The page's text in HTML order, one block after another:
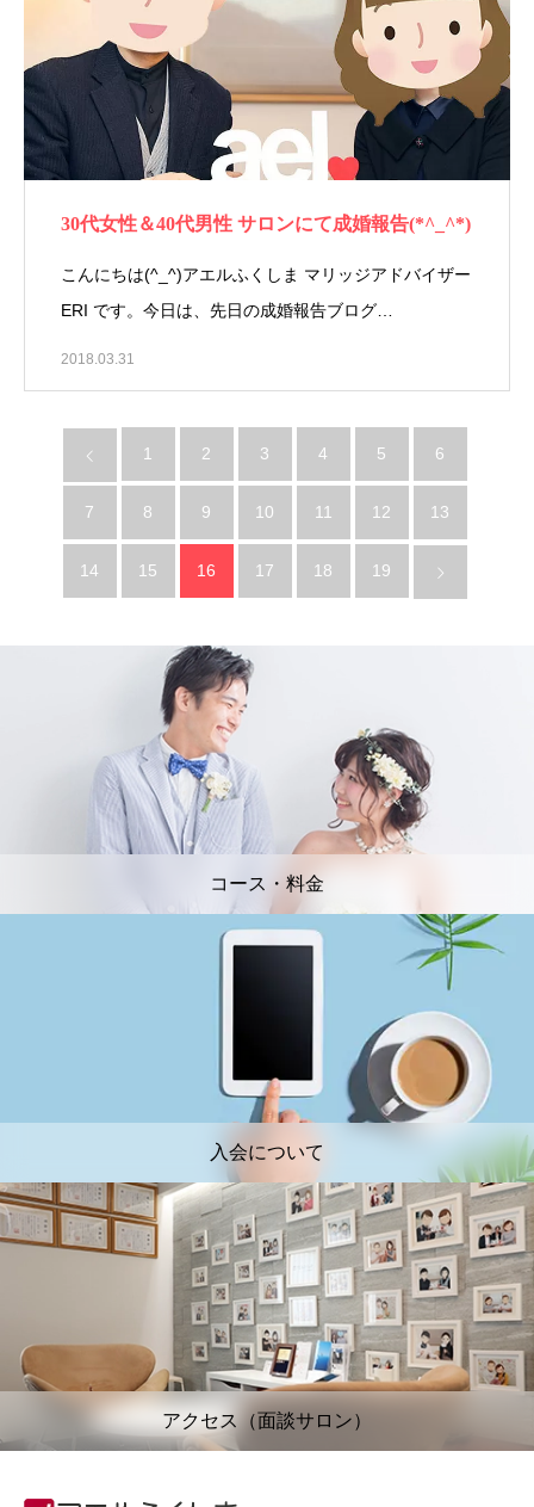
30代女性＆40代男性 サロンにて成婚報告(*^_^*)
こんにちは(^_^)アエルふくしま マリッジアドバイザー
ERI です。今日は、先日の成婚報告ブログ…
2018.03.31
1 2 3 4 5 6
7 8 9 10 11 12 13
14 15 16 17 18 19
コース・料金
入会について
アクセス（面談サロン）